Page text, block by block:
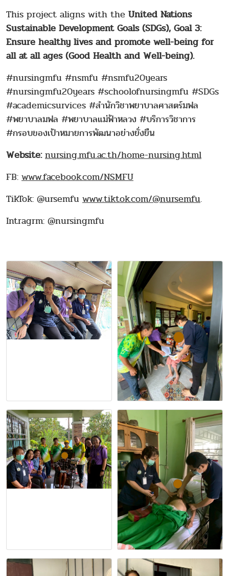
This project aligns with the United Nations
Sustainable Development Goals (SDGs), Goal 3:
Ensure healthy lives and promote well-being for
all at all ages (Good Health and Well-being).
#nursingmfu #nsmfu #nsmfu20years
#nursingmfu20years #schoolofnursingmfu #SDGs
#academicsurvices #สำนักวิชาพยาบาลศาสตร์มฟล
#พยาบาลมฟล #พยาบาลแม่ฟ้าหลวง #บริการวิชาการ
#กรอบของเป้าหมายการพัฒนาอย่างยั่งยืน
Website:nursing.mfu.ac.th/home-nursing.html
FB: www.facebook.com/NSMFU
TikTok: @ursemfu www.tiktok.com/@nursemfu.
Intragrm: @nursingmfu